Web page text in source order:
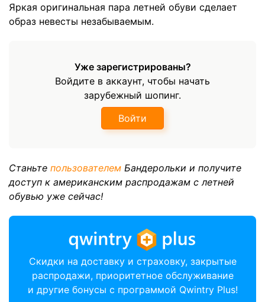
Яркая оригинальная пара летней обуви сделает
образ невесты незабываемым.
Уже зарегистрированы?
Войдите в аккаунт, чтобы начать
зарубежный шопинг.
Войти
Станьте пользователем Бандерольки и получите
доступ к американским распродажам с летней
обувью уже сейчас!
Скидки на доставку и страховку, закрытые
распродажи, приоритетное обслуживание
и другие бонусы с программой Qwintry Plus!